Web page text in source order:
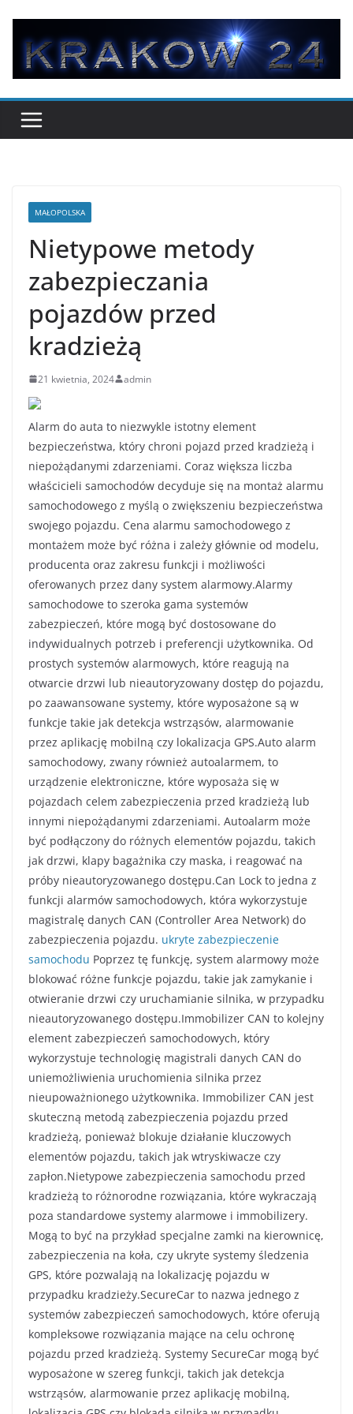
treści
MAŁOPOLSKA
Nietypowe metody
zabezpieczania
pojazdów przed
kradzieżą
21 kwietnia, 2024 admin
Alarm do auta to niezwykle istotny element
bezpieczeństwa, który chroni pojazd przed kradzieżą i
niepożądanymi zdarzeniami. Coraz większa liczba
właścicieli samochodów decyduje się na montaż alarmu
samochodowego z myślą o zwiększeniu bezpieczeństwa
swojego pojazdu. Cena alarmu samochodowego z
montażem może być różna i zależy głównie od modelu,
producenta oraz zakresu funkcji i możliwości
oferowanych przez dany system alarmowy.Alarmy
samochodowe to szeroka gama systemów
zabezpieczeń, które mogą być dostosowane do
indywidualnych potrzeb i preferencji użytkownika. Od
prostych systemów alarmowych, które reagują na
otwarcie drzwi lub nieautoryzowany dostęp do pojazdu,
po zaawansowane systemy, które wyposażone są w
funkcje takie jak detekcja wstrząsów, alarmowanie
przez aplikację mobilną czy lokalizacja GPS.Auto alarm
samochodowy, zwany również autoalarmem, to
urządzenie elektroniczne, które wyposaża się w
pojazdach celem zabezpieczenia przed kradzieżą lub
innymi niepożądanymi zdarzeniami. Autoalarm może
być podłączony do różnych elementów pojazdu, takich
jak drzwi, klapy bagażnika czy maska, i reagować na
próby nieautoryzowanego dostępu.Can Lock to jedna z
funkcji alarmów samochodowych, która wykorzystuje
magistralę danych CAN (Controller Area Network) do
zabezpieczenia pojazdu. ukryte zabezpieczenie
samochodu Poprzez tę funkcję, system alarmowy może
blokować różne funkcje pojazdu, takie jak zamykanie i
otwieranie drzwi czy uruchamianie silnika, w przypadku
nieautoryzowanego dostępu.Immobilizer CAN to kolejny
element zabezpieczeń samochodowych, który
wykorzystuje technologię magistrali danych CAN do
uniemożliwienia uruchomienia silnika przez
nieupoważnionego użytkownika. Immobilizer CAN jest
skuteczną metodą zabezpieczenia pojazdu przed
kradzieżą, ponieważ blokuje działanie kluczowych
elementów pojazdu, takich jak wtryskiwacze czy
zapłon.Nietypowe zabezpieczenia samochodu przed
kradzieżą to różnorodne rozwiązania, które wykraczają
poza standardowe systemy alarmowe i immobilizery.
Mogą to być na przykład specjalne zamki na kierownicę,
zabezpieczenia na koła, czy ukryte systemy śledzenia
GPS, które pozwalają na lokalizację pojazdu w
przypadku kradzieży.SecureCar to nazwa jednego z
systemów zabezpieczeń samochodowych, które oferują
kompleksowe rozwiązania mające na celu ochronę
pojazdu przed kradzieżą. Systemy SecureCar mogą być
wyposażone w szereg funkcji, takich jak detekcja
wstrząsów, alarmowanie przez aplikację mobilną,